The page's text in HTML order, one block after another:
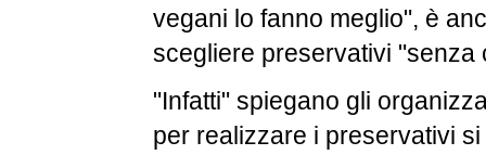
vegani lo fanno meglio", è
scegliere preservativi "senza
"Infatti" spiegano gli
per realizzare i preservativi